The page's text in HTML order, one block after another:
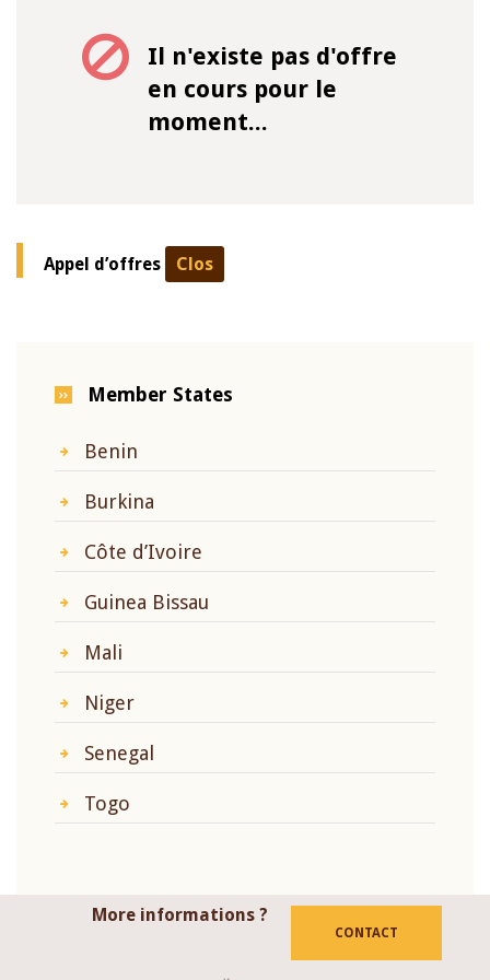
Il n'existe pas d'offre
en cours pour le
moment...
Appel d’offres Clos
Member States
Benin
Burkina
Côte d’Ivoire
Guinea Bissau
Mali
Niger
Senegal
Togo
More informations ?
CONTACT